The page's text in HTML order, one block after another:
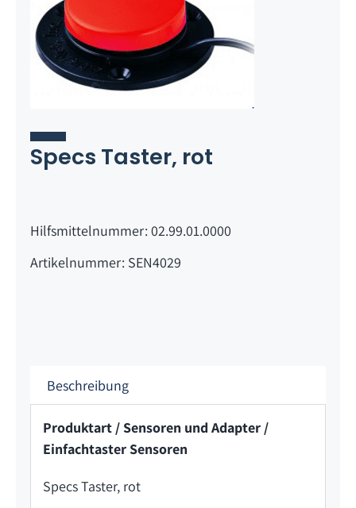
Specs Taster, rot
Hilfsmittelnummer: 02.99.01.0000
Artikelnummer: SEN4029
Beschreibung
Produktart / Sensoren und Adapter /
Einfachtaster Sensoren
Specs Taster, rot